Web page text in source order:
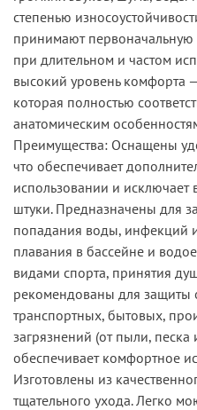
степенью
принимают
при длительном и частом
высокий уровень комфорта
которая полностью
анатомическим
Преимущества: Оснащены
что обеспечивает
использовании и
штуки. Предназначены для
попадания воды, инфекций
плавания в бассейне и
видами спорта, принятия
рекомендованы для защиты
транспортных, бытовых,
загрязнений (от пыли,
обеспечивает комфортное
Изготовлены из
тщательного ухода. Легко